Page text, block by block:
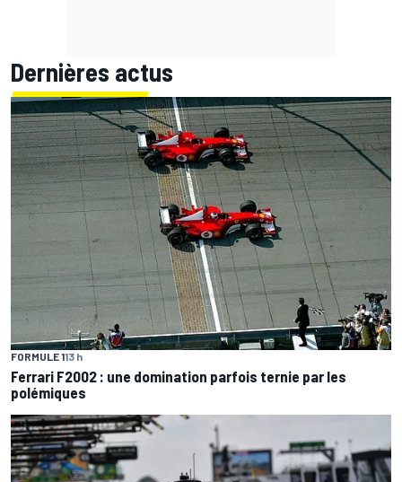
Dernières actus
FORMULE 113 h
Ferrari F2002 : une domination parfois ternie par les
polémiques